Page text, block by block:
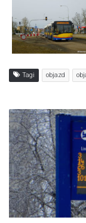
Tagi objazd